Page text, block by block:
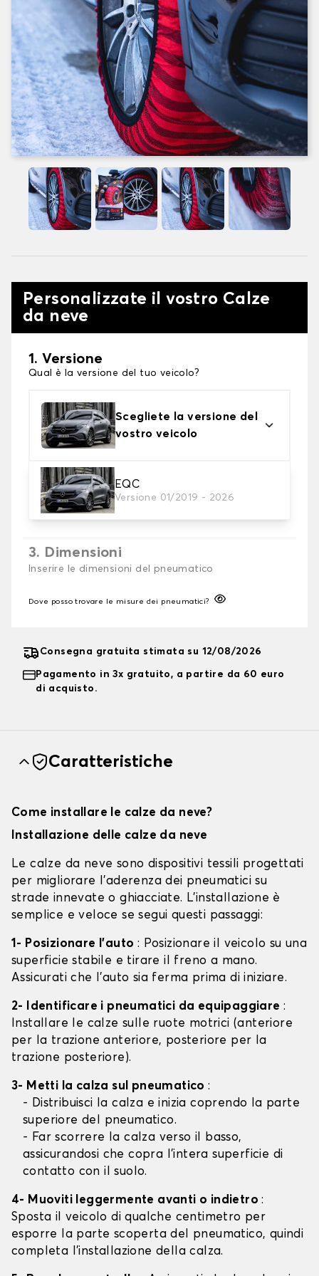
Personalizzate il vostro Calze
da neve
1. Versione
Qual è la versione del tuo veicolo?
Scegliete la versione del
vostro veicolo
EQC
Versione 01/2019 - 2026
2. Finitura a calza
Scegli le calze da neve adatte alle tue necessità
3. Dimensioni
Inserire le dimensioni del pneumatico
Dove posso trovare le misure dei pneumatici?
Consegna gratuita stimata su 12/08/2026
Pagamento in 3x gratuito, a partire da 60 euro
di acquisto.
Caratteristiche
Come installare le calze da neve?
Installazione delle calze da neve
Le calze da neve sono dispositivi tessili progettati
per migliorare l'aderenza dei pneumatici su
strade innevate o ghiacciate. L'installazione è
semplice e veloce se segui questi passaggi:
1- Posizionare l'auto : Posizionare il veicolo su una
superficie stabile e tirare il freno a mano.
Assicurati che l'auto sia ferma prima di iniziare.
2- Identificare i pneumatici da equipaggiare :
Installare le calze sulle ruote motrici (anteriore
per la trazione anteriore, posteriore per la
trazione posteriore).
3- Metti la calza sul pneumatico:
- Distribuisci la calza e inizia coprendo la parte
superiore del pneumatico.
- Far scorrere la calza verso il basso,
assicurandosi che copra l'intera superficie di
contatto con il suolo.
4- Muoviti leggermente avanti o indietro:
Sposta il veicolo di qualche centimetro per
esporre la parte scoperta del pneumatico, quindi
completa l'installazione della calza.